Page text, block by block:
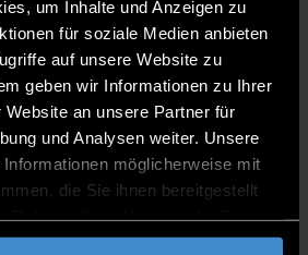
um Inhalte und Anzeigen zu
für soziale Medien anbieten
auf unsere Website zu
geben wir Informationen zu Ihrer
Website an unsere Partner für
und Analysen weiter. Unsere
möglicherweise mit
die Sie ihnen bereitgestellt